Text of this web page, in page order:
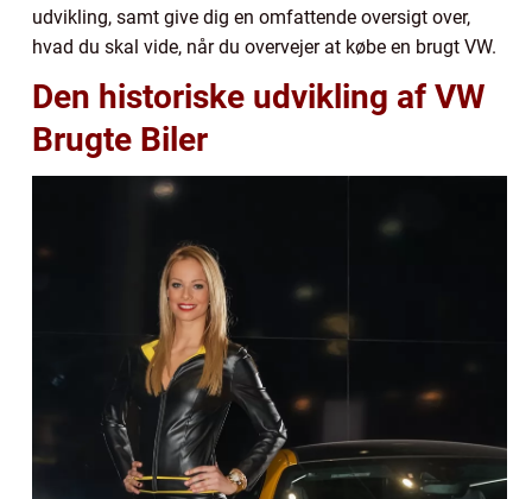
udvikling, samt give dig en omfattende oversigt over,
hvad du skal vide, når du overvejer at købe en brugt VW.
Den historiske udvikling af VW
Brugte Biler